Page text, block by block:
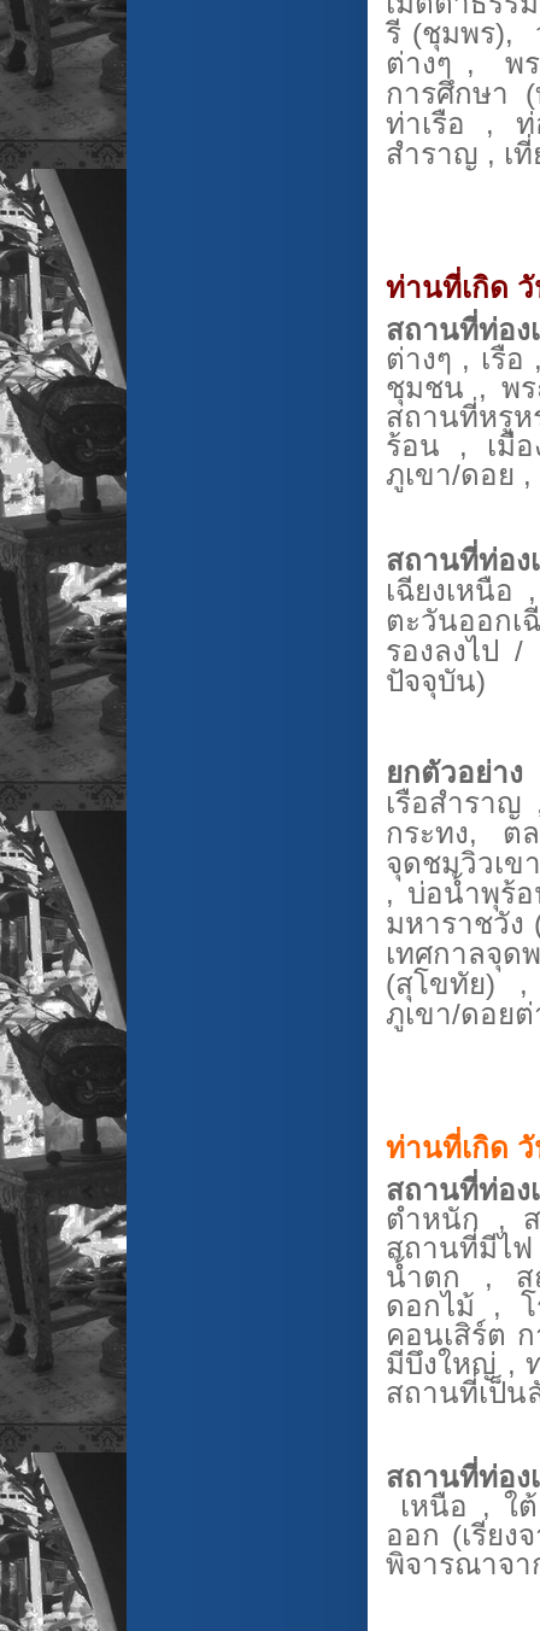
รี (ชุมพร),
ต่างๆ , พร
การศึกษา
ท่าเรือ , ท่
สำราญ , เ
ท่านที่เกิด
สถานที่ท่อง
ต่างๆ , เรื
ชุมชน , พร
สถานที่หรู
ร้อน , เมื
ภูเขา/ดอย
สถานที่ท่อง
เฉียงเหนือ
ตะวันออกเ
รองลงไป
ปัจจุบัน)
ยกตัวอย่า
เรือสำราญ
กระทง, ต
จุดชมวิวเข
, บ่อน้ำพุร้อ
มหาราชวัง
เทศกาล
(สุโขทัย) ,
ภูเขา/ดอย
ท่านที่เกิด
สถานที่ท่อ
ตำหนัก , ส
สถานที่มีไ
น้ำตก , ส
ดอกไม้ ,
คอนเสิร์ต
มีบึงใหญ่ ,
สถานที่เป็
สถานที่ท่อง
เหนือ , ใ
ออก (เรียง
พิจารณาจา